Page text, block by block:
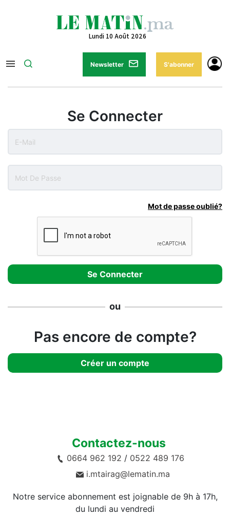
Lundi 10 Août 2026
Newsletter S'abonner
Se Connecter
Mot de passe oublié?
ou
Pas encore de compte?
Créer un compte
Contactez-nous
0664 962 192 / 0522 489 176
i.mtairag@lematin.ma
Notre service abonnement est joignable de 9h à 17h,
du lundi au vendredi